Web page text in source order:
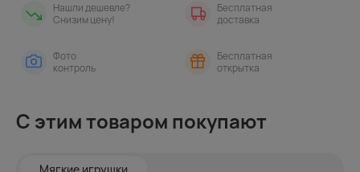
Нашли дешевле?
Снизим цену!
Бесплатная
доставка
Фото
контроль
Бесплатная
открытка
С этим товаром покупают